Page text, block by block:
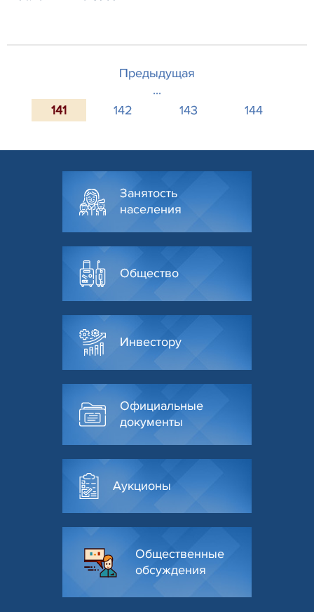
Предыдущая
...
141
142 143 144
Занятость
населения
Общество
Инвестору
Официальные
документы
Аукционы
Общественные
обсуждения